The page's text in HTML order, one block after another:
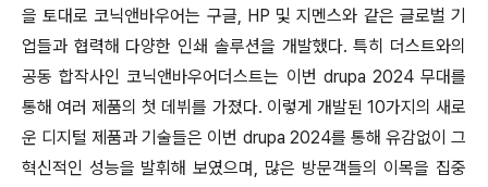
을 토대로 코닉앤바우어는 구글, HP 및 지멘스와 같은 글로벌 기
업들과 협력해 다양한 인쇄 솔루션을 개발했다. 특히 더스트와의
공동 합작사인 코닉앤바우어더스트는 이번 drupa 2024 무대를
통해 여러 제품의 첫 데뷔를 가졌다. 이렇게 개발된 10가지의 새로
운 디지털 제품과 기술들은 이번 drupa 2024를 통해 유감없이 그
혁신적인 성능을 발휘해 보였으며, 많은 방문객들의 이목을 집중